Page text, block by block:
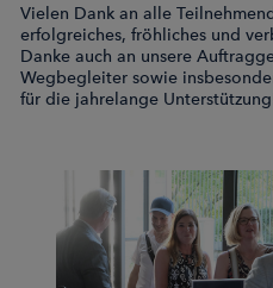
Vielen Dank an alle
erfolgreiches, fröhliches und
Danke auch an unsere
Wegbegleiter sowie
für die jahrelange